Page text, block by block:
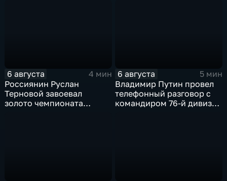
6 августа
4 мин
Россиянин Руслан
Терновой завоевал
золото чемпионата
6 августа
5 мин
Владимир Путин провел
телефонный разговор с
командиром 76-й дивизии